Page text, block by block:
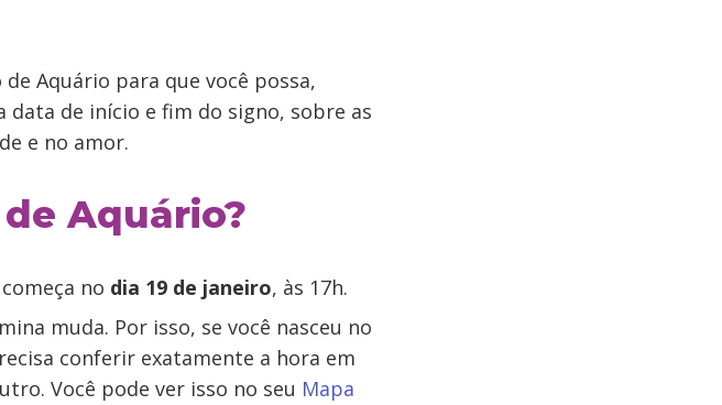
Aquário para que você possa,
de início e fim do signo, sobre as
e no amor.
Aquário?
no dia 19 de janeiro, às 17h.
muda. Por isso, se você nasceu no
conferir exatamente a hora em
Você pode ver isso no seu Mapa